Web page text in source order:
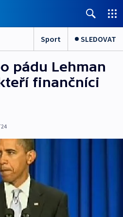
Sport SLEDOVAT
pádu Lehman
finančníci